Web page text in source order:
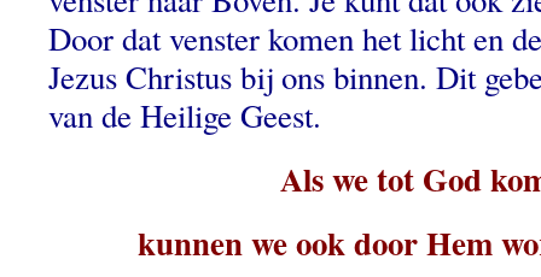
Door dat venster komen het licht en
Jezus Christus bij ons binnen. Dit
van de Heilige Geest.
Als we tot God
kunnen we ook door Hem